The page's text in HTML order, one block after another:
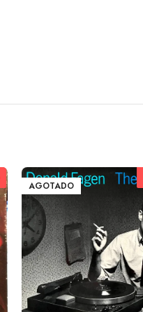
AGOTADO